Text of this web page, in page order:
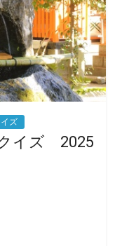
ズ
イズ 2025